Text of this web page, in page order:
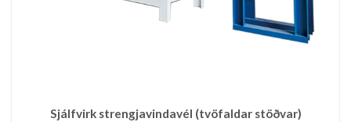
Sjálfvirk strengjavindavél (tvöfaldar stöðvar)